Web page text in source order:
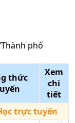
phố
hợp/mã tổ hợp
thức xét
thức
Xem
chi
tiết
trực tuyến